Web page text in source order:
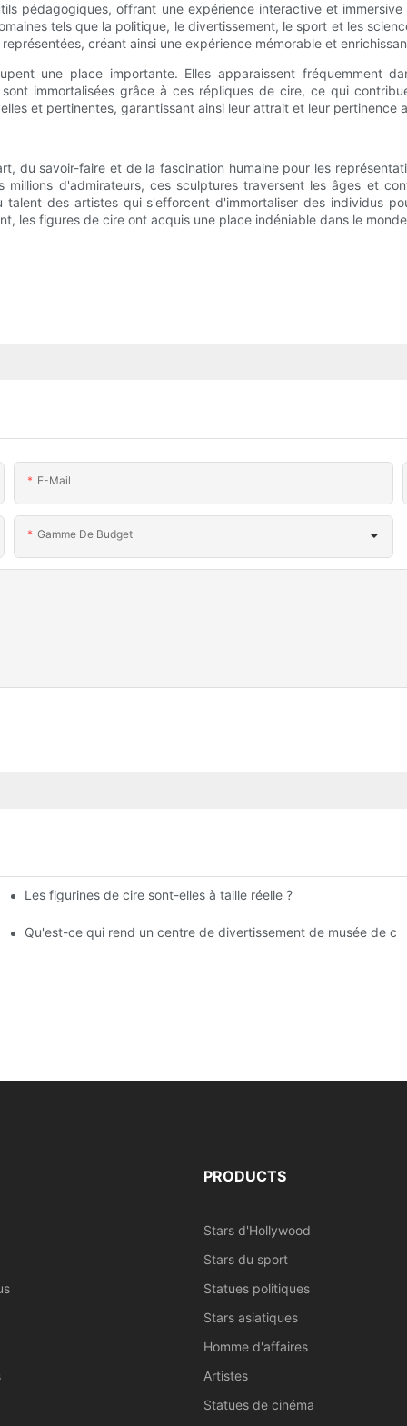
pédagogiques, offrant une expérience interactive et
tels que la politique, le divertissement, le sport et les
créant ainsi une expérience mémorable et
une place importante. Elles apparaissent fréquemment
immortalisées grâce à ces répliques de cire, ce qui
et pertinentes, garantissant ainsi leur attrait et leur pertinence
du savoir-faire et de la fascination humaine pour les
d'admirateurs, ces sculptures traversent les âges et
des artistes qui s'efforcent d'immortaliser des individus
les figures de cire ont acquis une place indéniable dans le
E-Mail
Gamme De Budget
Les figurines de cire sont-elles à taille réelle ?
de cire | DXDF Art
Qu'est-ce qui rend un centre de divertissement de musée de
PRODUCTS
Stars d'Hollywood
Stars du sport
Statues politiques
Stars asiatiques
Homme d'affaires
Artistes
Statues de cinéma